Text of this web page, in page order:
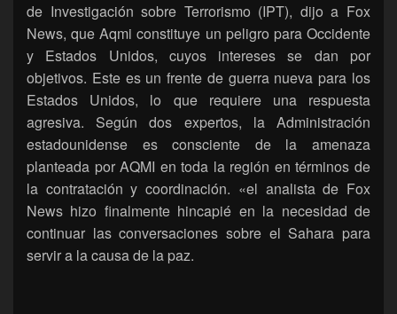
de Investigación sobre Terrorismo (IPT), dijo a Fox
News, que Aqmi constituye un peligro para Occidente
y Estados Unidos, cuyos intereses se dan por
objetivos. Este es un frente de guerra nueva para los
Estados Unidos, lo que requiere una respuesta
agresiva. Según dos expertos, la Administración
estadounidense es consciente de la amenaza
planteada por AQMI en toda la región en términos de
la contratación y coordinación. «el analista de Fox
News hizo finalmente hincapié en la necesidad de
continuar las conversaciones sobre el Sahara para
servir a la causa de la paz.